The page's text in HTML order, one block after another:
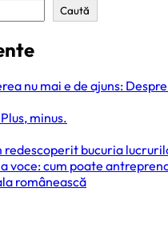
Caută
nu mai e de ajuns:
minus.
redescoperit bucuria
voce: cum poate
românească